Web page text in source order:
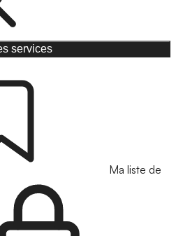
services
Ma liste de